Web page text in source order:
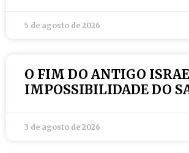
5 de agosto de 2026
O FIM DO ANTIGO
IMPOSSIBILIDADE DO
3 de agosto de 2026